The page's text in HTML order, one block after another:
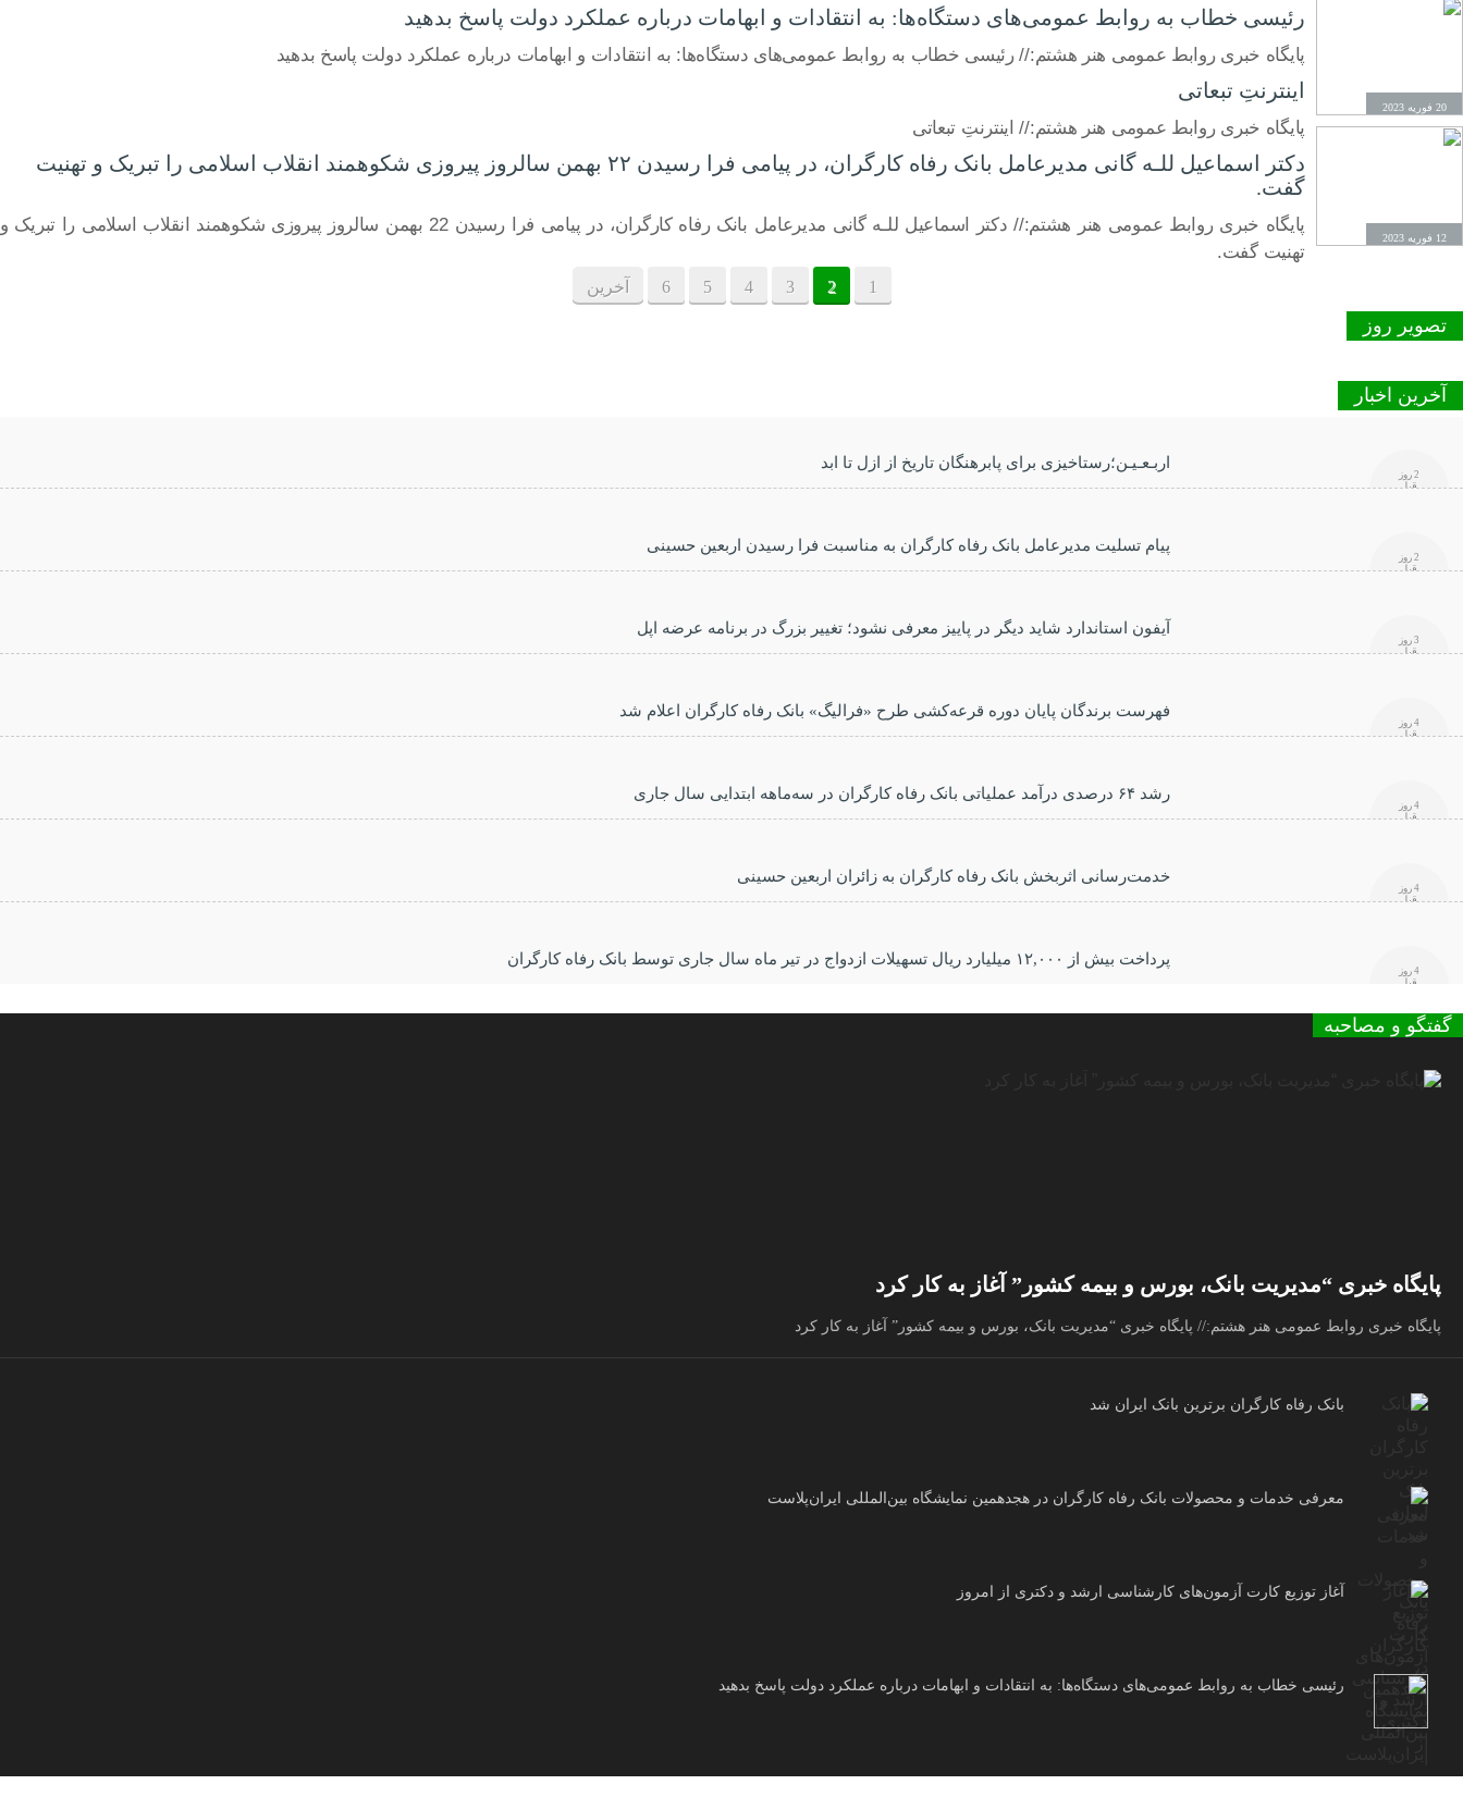
رئیسی خطاب به روابط عمومی‌های دستگاه‌ها: به انتقادات و ابهامات درباره عملکرد دولت پاسخ بدهید
پایگاه خبری روابط عمومی هنر هشتم:// رئیسی خطاب به روابط عمومی‌های دستگاه‌ها: به انتقادات و ابهامات درباره عملکرد دولت پاسخ بدهید
20 فوریه 2023
اینترنتِ تبعاتی
پایگاه خبری روابط عمومی هنر هشتم:// اینترنتِ تبعاتی
12 فوریه 2023
دکتر اسماعیل للـه گانی مدیرعامل بانک رفاه کارگران، در پیامی فرا رسیدن ۲۲ بهمن سالروز پیروزی شکوهمند انقلاب اسلامی را تبریک و تهنیت
گفت.
پایگاه خبری روابط عمومی هنر هشتم:// دکتر اسماعیل للـه گانی مدیرعامل بانک رفاه کارگران، در پیامی فرا رسیدن 22 بهمن سالروز پیروزی شکوهمند انقلاب اسلامی را تبریک و
تهنیت گفت.
1
2
3
4
5
6 آخرین
تصویر روز
آخرین اخبار
اربـعـیـن؛رستاخیزی برای پابرهنگان تاریخ از ازل تا ابد
2 روز
قبل
پیام تسلیت مدیرعامل بانک رفاه کارگران به مناسبت فرا رسیدن اربعین حسینی
2 روز
قبل
آیفون استاندارد شاید دیگر در پاییز معرفی نشود؛ تغییر بزرگ در برنامه عرضه اپل
3 روز
قبل
فهرست برندگان پایان دوره قرعه‌کشی طرح «فرالیگ» بانک رفاه کارگران اعلام شد
4 روز
قبل
رشد ۶۴ درصدی درآمد عملیاتی بانک رفاه کارگران در سه‌ماهه ابتدایی سال جاری
4 روز
قبل
خدمت‌رسانی اثربخش بانک رفاه کارگران به زائران اربعین حسینی
4 روز
قبل
پرداخت بیش از ۱۲,۰۰۰ میلیارد ریال تسهیلات ازدواج در تیر ماه سال جاری توسط بانک رفاه کارگران
4 روز
قبل
گفتگو و مصاحبه
پایگاه خبری “مدیریت بانک، بورس و بیمه کشور” آغاز به کار کرد
پایگاه خبری روابط عمومی هنر هشتم:// پایگاه خبری “مدیریت بانک، بورس و بیمه کشور” آغاز به کار کرد
بانک رفاه کارگران برترین بانک ایران شد
معرفی خدمات و محصولات بانک رفاه کارگران در هجدهمین نمایشگاه بین‌المللی ایران‌پلاست
آغاز توزیع کارت آزمون‌های کارشناسی ارشد و دکتری از امروز
رئیسی خطاب به روابط عمومی‌های دستگاه‌ها: به انتقادات و ابهامات درباره عملکرد دولت پاسخ بدهید